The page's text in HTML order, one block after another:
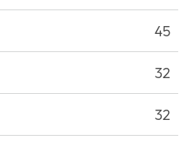
45
32
32